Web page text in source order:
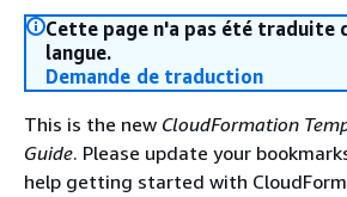
Cette page n'a pas été traduite
langue.
Demande de traduction
This is the new CloudFormation
Guide. Please update your
help getting started with